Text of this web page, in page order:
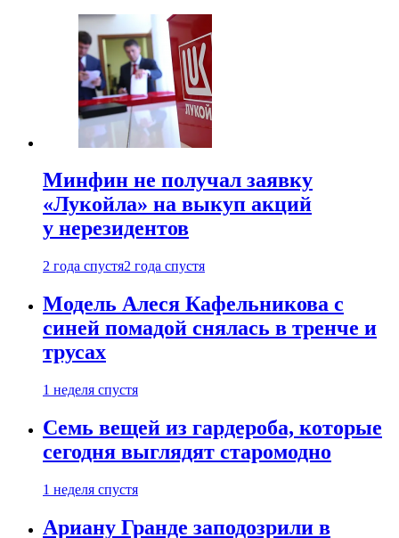
Минфин не получал заявку
«Лукойла» на выкуп акций
у нерезидентов
2 года спустя2 года спустя
Модель Алеся Кафельникова с
синей помадой снялась в тренче и
трусах
1 неделя спустя
Семь вещей из гардероба, которые
сегодня выглядят старомодно
1 неделя спустя
Ариану Гранде заподозрили в